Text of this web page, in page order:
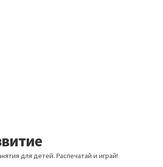
для детей. Распечатай и играй!